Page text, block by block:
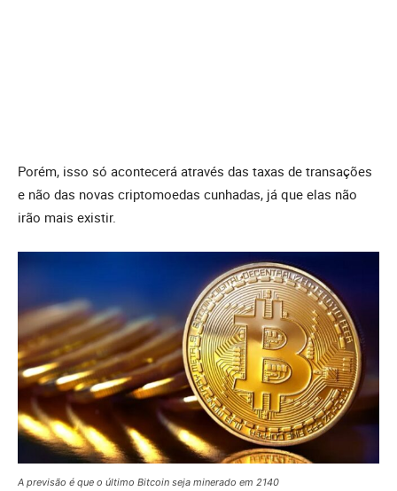
Porém, isso só acontecerá através das taxas de transações
e não das novas criptomoedas cunhadas, já que elas não
irão mais existir.
A previsão é que o último Bitcoin seja minerado em 2140